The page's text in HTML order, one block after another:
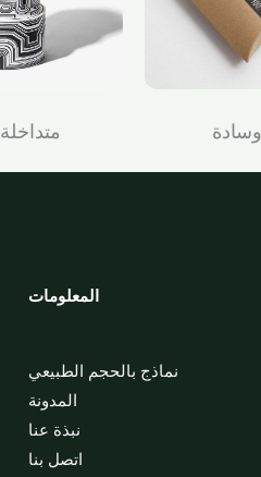
وسادة متداخلة
المعلومات
نماذج بالحجم الطبيعي
المدونة
نبذة عنا
اتصل بنا